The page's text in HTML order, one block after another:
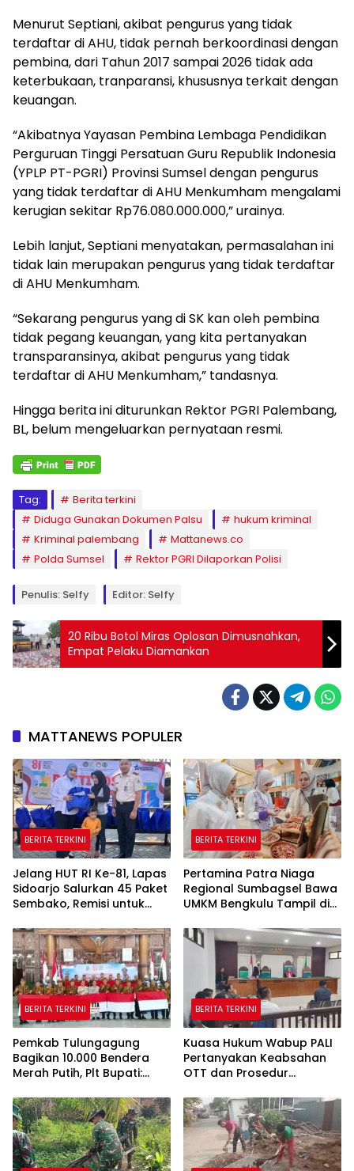
Menurut Septiani, akibat pengurus yang tidak
terdaftar di AHU, tidak pernah berkoordinasi dengan
pembina, dari Tahun 2017 sampai 2026 tidak ada
keterbukaan, tranparansi, khususnya terkait dengan
keuangan.
“Akibatnya Yayasan Pembina Lembaga Pendidikan
Perguruan Tinggi Persatuan Guru Republik Indonesia
(YPLP PT-PGRI) Provinsi Sumsel dengan pengurus
yang tidak terdaftar di AHU Menkumham mengalami
kerugian sekitar Rp76.080.000.000,” urainya.
Lebih lanjut, Septiani menyatakan, permasalahan ini
tidak lain merupakan pengurus yang tidak terdaftar
di AHU Menkumham.
“Sekarang pengurus yang di SK kan oleh pembina
tidak pegang keuangan, yang kita pertanyakan
transparansinya, akibat pengurus yang tidak
terdaftar di AHU Menkumham,” tandasnya.
Hingga berita ini diturunkan Rektor PGRI Palembang,
BL, belum mengeluarkan pernyataan resmi.
Tag:
Berita terkini
Diduga Gunakan Dokumen Palsu
hukum kriminal
Kriminal palembang
Mattanews.co
Polda Sumsel
Rektor PGRI Dilaporkan Polisi
Penulis: Selfy Editor: Selfy
20 Ribu Botol Miras Oplosan Dimusnahkan,
Empat Pelaku Diamankan
MATTANEWS POPULER
BERITA TERKINI
Jelang HUT RI Ke-81, Lapas
Sidoarjo Salurkan 45 Paket
Sembako, Remisi untuk
BERITA TERKINI
Pertamina Patra Niaga
Regional Sumbagsel Bawa
UMKM Bengkulu Tampil di
2026
BERITA TERKINI
Pemkab Tulungagung
Bagikan 10.000 Bendera
Merah Putih, Plt Bupati:
di Setiap Rumah
BERITA TERKINI
Kuasa Hukum Wabup PALI
Pertanyakan Keabsahan
OTT dan Prosedur
Undang-Undang